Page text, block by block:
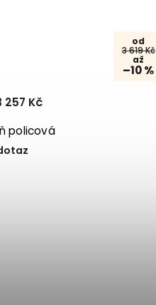
od
3 619 Kč
až
–10 %
policová
257 Kč